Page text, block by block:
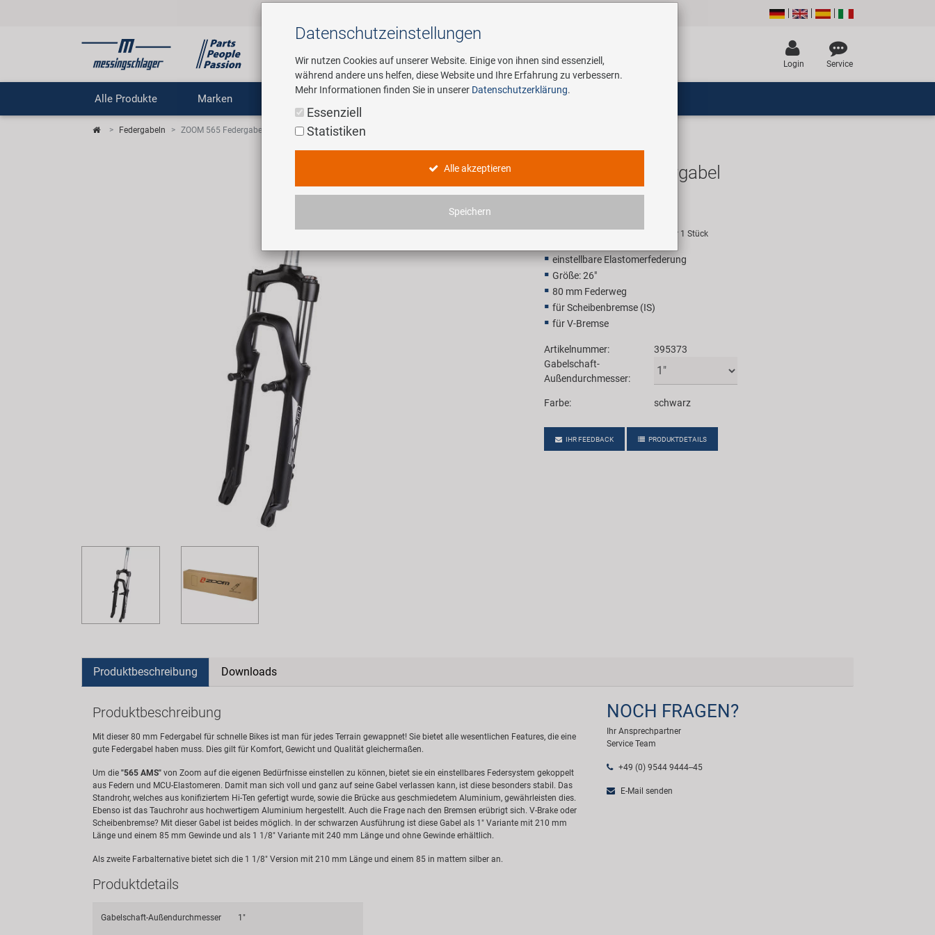
Suchen
Login Service
Alle Produkte Marken
Federgabeln ZOOM 565 Federgabel
ZOOM 565 Federgabel
Unverbindliche Preisempfehlung für 1 Stück
einstellbare Elastomerfederung
Größe: 26"
80 mm Federweg
für Scheibenbremse (IS)
für V-Bremse
Artikelnummer:
395373
Gabelschaft-
Außendurchmesser:
Farbe: schwarz
IHR FEEDBACK PRODUKTDETAILS
Produktbeschreibung Downloads
Produktbeschreibung
Mit dieser 80 mm Federgabel für schnelle Bikes ist man für jedes Terrain gewappnet! Sie bietet alle wesentlichen Features, die eine
gute Federgabel haben muss. Dies gilt für Komfort, Gewicht und Qualität gleichermaßen.
Um die "565 AMS" von Zoom auf die eigenen Bedürfnisse einstellen zu können, bietet sie ein einstellbares Federsystem gekoppelt
aus Federn und MCU-Elastomeren. Damit man sich voll und ganz auf seine Gabel verlassen kann, ist diese besonders stabil. Das
Standrohr, welches aus konifiziertem Hi-Ten gefertigt wurde, sowie die Brücke aus geschmiedetem Aluminium, gewährleisten dies.
Ebenso ist das Tauchrohr aus hochwertigem Aluminium hergestellt. Auch die Frage nach den Bremsen erübrigt sich. V-Brake oder
Scheibenbremse? Mit dieser Gabel ist beides möglich. In der schwarzen Ausführung ist diese Gabel als 1" Variante mit 210 mm
Länge und einem 85 mm Gewinde und als 1 1/8" Variante mit 240 mm Länge und ohne Gewinde erhältlich.
Als zweite Farbalternative bietet sich die 1 1/8" Version mit 210 mm Länge und einem 85 in mattem silber an.
Produktdetails
Gabelschaft-Außendurchmesser 1"
NOCH FRAGEN?
Ihr Ansprechpartner
Service Team
+49 (0) 9544 9444--45
E-Mail senden
Datenschutz­einstellungen
Wir nutzen Cookies auf unserer Website. Einige von ihnen sind essenziell,
während andere uns helfen, diese Website und Ihre Erfahrung zu verbessern.
Mehr Informationen finden Sie in unserer Datenschutzerklärung.
Essenziell
Statistiken
Alle akzeptieren
Speichern